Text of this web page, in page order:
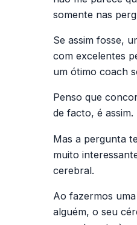
somente nas
Se assim fosse,
com excelentes
um ótimo coach
Penso que
de facto, é assim.
Mas a pergunta
muito
cerebral.
Ao fazermos
alguém, o seu